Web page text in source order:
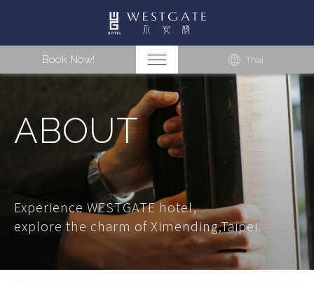
ABOUT
Experience WESTGATE hotel,
explore the charm of Ximending,Taipei.
Book Now! Thai